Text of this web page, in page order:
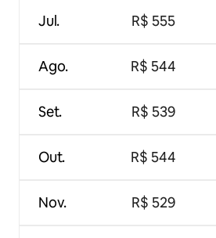
Jul.
Ago.
Set.
Out.
Nov.
R$ 555
R$ 544
R$ 539
R$ 544
R$ 529